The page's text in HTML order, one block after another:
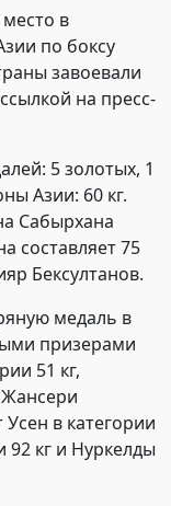
в
по боксу
завоевали
на пресс-
5 золотых, 1
Азии: 60 кг.
Сабырхана
составляет 75
Бексултанов.
медаль в
призерами
51 кг,
Жансери
в категории
92 кг и Нуркелды